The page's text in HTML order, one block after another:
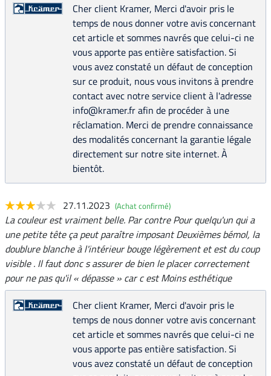
Cher client Kramer, Merci d'avoir pris le
temps de nous donner votre avis concernant
cet article et sommes navrés que celui-ci ne
vous apporte pas entière satisfaction. Si
vous avez constaté un défaut de conception
sur ce produit, nous vous invitons à prendre
contact avec notre service client à l'adresse
info@kramer.fr afin de procéder à une
réclamation. Merci de prendre connaissance
des modalités concernant la garantie légale
directement sur notre site internet. À
bientôt.
27.11.2023 (Achat confirmé)
La couleur est vraiment belle. Par contre Pour quelqu'un qui a
une petite tête ça peut paraître imposant Deuxièmes bémol, la
doublure blanche à l'intérieur bouge légèrement et est du coup
visible . Il faut donc s assurer de bien le placer correctement
pour ne pas qu'il « dépasse » car c est Moins esthétique
Cher client Kramer, Merci d'avoir pris le
temps de nous donner votre avis concernant
cet article et sommes navrés que celui-ci ne
vous apporte pas entière satisfaction. Si
vous avez constaté un défaut de conception